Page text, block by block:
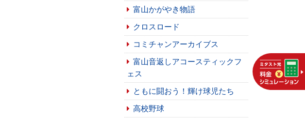
富山かがやき物語
クロスロード
コミチャンアーカイブス
富山音返しアコースティックフ
ェス
ともに闘おう！輝け球児たち
高校野球